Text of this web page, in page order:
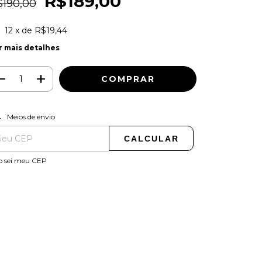
12 x de R$19,44
mais detalhes
para o CEP:
Meios de envio
CALCULAR
sei meu CEP